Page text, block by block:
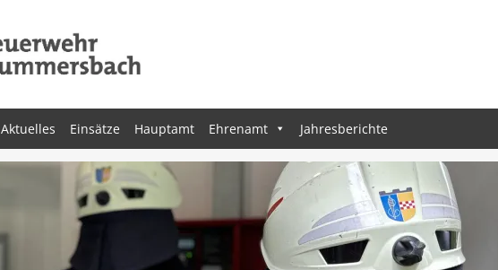
Aktuelles Einsätze Hauptamt Ehrenamt Jahresberichte